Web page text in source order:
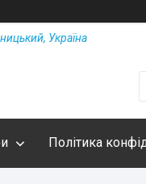
Україна
Політика